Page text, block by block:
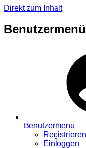
Direkt zum Inhalt
Benutzermenü
Benutzermenü
Registrieren
Einloggen